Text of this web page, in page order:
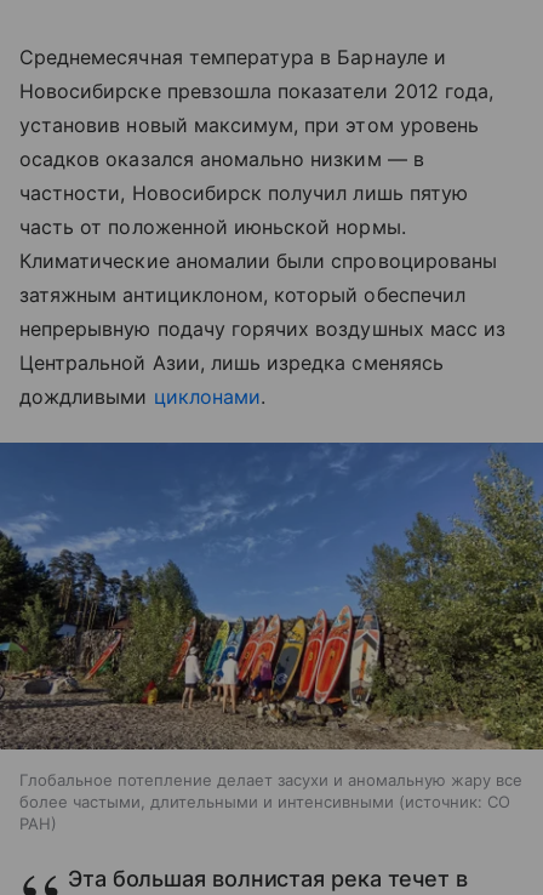
Среднемесячная температура в Барнауле и
Новосибирске превзошла показатели 2012 года,
установив новый максимум, при этом уровень
осадков оказался аномально низким — в
частности, Новосибирск получил лишь пятую
часть от положенной июньской нормы.
Климатические аномалии были спровоцированы
затяжным антициклоном, который обеспечил
непрерывную подачу горячих воздушных масс из
Центральной Азии, лишь изредка сменяясь
дождливыми циклонами.
Глобальное потепление делает засухи и аномальную жару все
более частыми, длительными и интенсивными
источник: СО
РАН
Эта большая волнистая река течет в